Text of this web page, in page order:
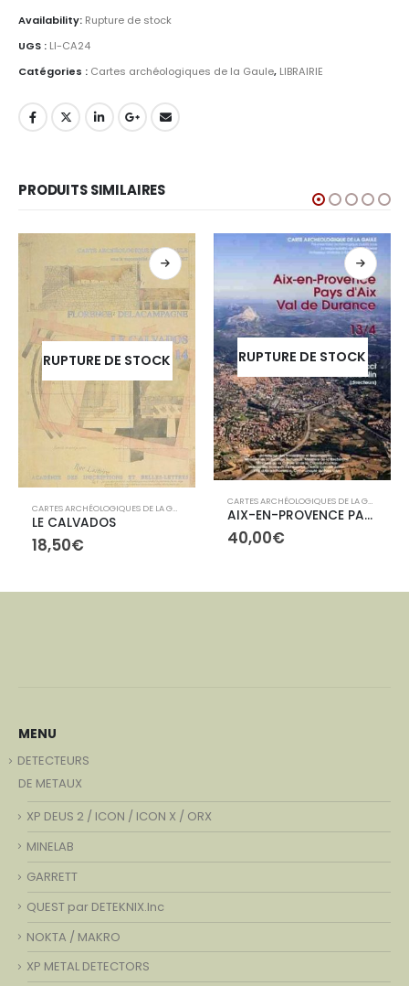
Availability: Rupture de stock
UGS : LI-CA24
Catégories : Cartes archéologiques de la Gaule, LIBRAIRIE
PRODUITS SIMILAIRES
LIBRAIRIE
RUPTURE DE STOCK
CARTES ARCHÉOLOGIQUES DE LA GAULE LIBRAIRIE
LE CALVADOS
18,50€
RUPTURE DE STOCK
CARTES ARCHÉOLOGIQUES DE LA GAULE
AIX-EN-PROVENCE PAYS D’AIX VAL DE DURANCE
40,00€
MENU
DETECTEURS
DE METAUX
XP DEUS 2 / ICON / ICON X / ORX
MINELAB
GARRETT
QUEST par DETEKNIX.Inc
NOKTA / MAKRO
XP METAL DETECTORS